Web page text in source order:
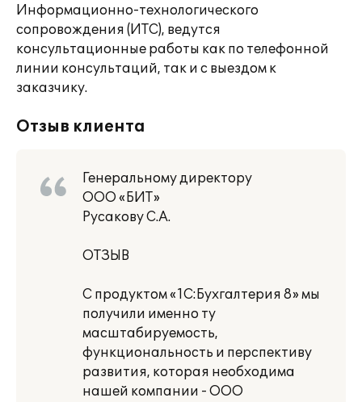
Информационно-технологического
сопровождения (ИТС), ведутся
консультационные работы как по телефонной
линии консультаций, так и с выездом к
заказчику.
Отзыв клиента
Генеральному директору
ООО «БИТ»
Русакову С.А.
ОТЗЫВ
С продуктом «1С:Бухгалтерия 8» мы
получили именно ту
масштабируемость,
функциональность и перспективу
развития, которая необходима
нашей компании - ООО